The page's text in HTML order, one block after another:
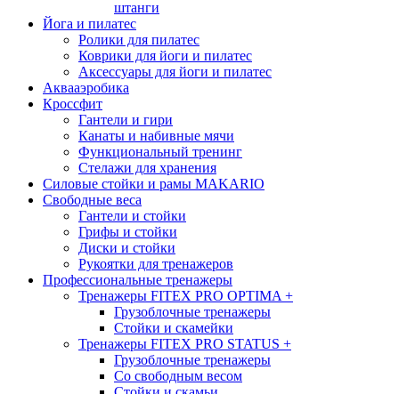
штанги
Йога и пилатес
Ролики для пилатес
Коврики для йоги и пилатес
Аксессуары для йоги и пилатес
Аквааэробика
Кроссфит
Гантели и гири
Канаты и набивные мячи
Функциональный тренинг
Стелажи для хранения
Силовые стойки и рамы MAKARIO
Свободные веса
Гантели и стойки
Грифы и стойки
Диски и стойки
Рукоятки для тренажеров
Профессиональные тренажеры
Тренажеры FITEX PRO OPTIMA +
Грузоблочные тренажеры
Стойки и скамейки
Тренажеры FITEX PRO STATUS +
Грузоблочные тренажеры
Со свободным весом